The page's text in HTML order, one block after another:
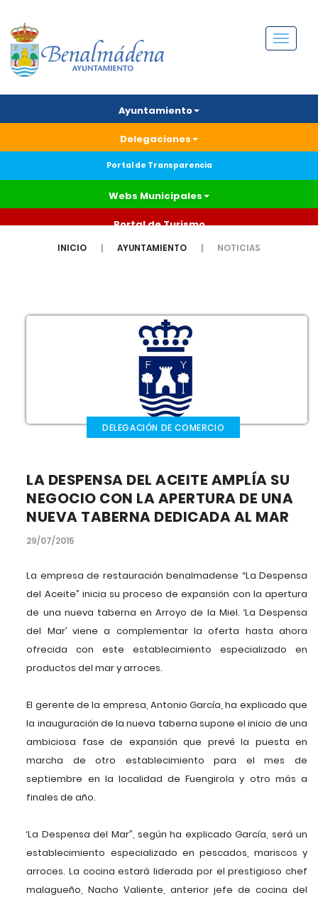
Menú
Ayuntamiento
Delegaciones
Portal de Transparencia
Webs Municipales
Portal de Turismo
INICIO AYUNTAMIENTO NOTICIAS
DELEGACIÓN DE COMERCIO
LA DESPENSA DEL ACEITE AMPLÍA SU
NEGOCIO CON LA APERTURA DE UNA
NUEVA TABERNA DEDICADA AL MAR
29/07/2015
La empresa de restauración benalmadense “La Despensa
del Aceite” inicia su proceso de expansión con la apertura
de una nueva taberna en Arroyo de la Miel. ‘La Despensa
del Mar’ viene a complementar la oferta hasta ahora
ofrecida con este establecimiento especializado en
productos del mar y arroces.
El gerente de la empresa, Antonio García, ha explicado que
la inauguración de la nueva taberna supone el inicio de una
ambiciosa fase de expansión que prevé la puesta en
marcha de otro establecimiento para el mes de
septiembre en la localidad de Fuengirola y otro más a
finales de año.
‘La Despensa del Mar”, según ha explicado García, será un
establecimiento especializado en pescados, mariscos y
arroces. La cocina estará liderada por el prestigioso chef
malagueño, Nacho Valiente, anterior jefe de cocina del